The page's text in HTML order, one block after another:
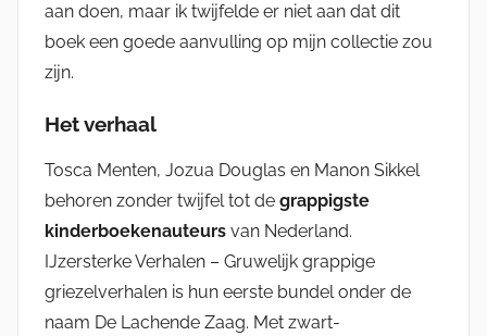
aan doen, maar ik twijfelde er niet aan dat dit
boek een goede aanvulling op mijn collectie zou
zijn.
Het verhaal
Tosca Menten, Jozua Douglas en Manon Sikkel
behoren zonder twijfel tot de grappigste
kinderboekenauteurs van Nederland.
IJzersterke Verhalen – Gruwelijk grappige
griezelverhalen is hun eerste bundel onder de
naam De Lachende Zaag. Met zwart-